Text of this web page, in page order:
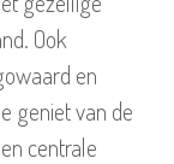
Ook
en
geniet van de
centrale